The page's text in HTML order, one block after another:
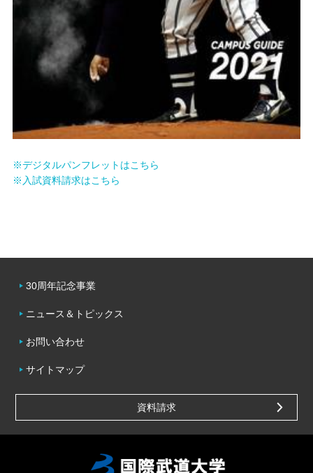
※デジタルパンフレットはこちら
※入試資料請求はこちら
30周年記念事業
ニュース＆トピックス
お問い合わせ
サイトマップ
資料請求